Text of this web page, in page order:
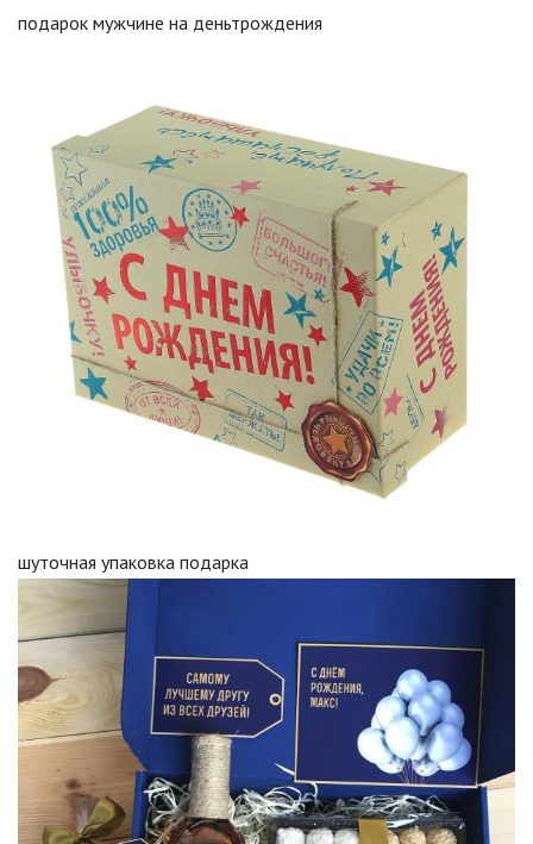
подарок мужчине на деньтрождения
шуточная упаковка подарка